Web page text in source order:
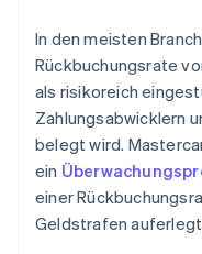
In den meisten
Rückbuchungsrate
als risikoreich
Zahlungsabwicklern
belegt wird.
ein
einer
Geldstrafen